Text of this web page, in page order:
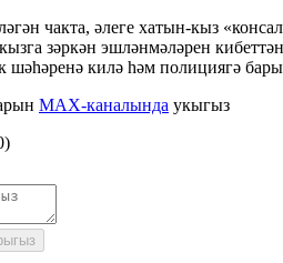
чакта, әлеге хатын-кыз
кызга зәркән эшләнмәләрен
килә һәм полициягә
MAX-каналында укыгыз